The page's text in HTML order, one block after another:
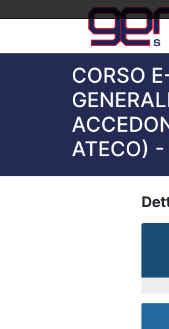
CORSO
ATECO) -